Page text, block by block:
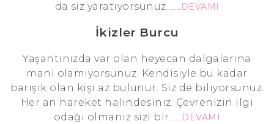
da siz yaratıyorsunuz....... DEVAMI
İkizler Burcu
Yaşantınızda var olan heyecan dalgalarına
mani olamıyorsunuz. Kendisiyle bu kadar
barışık olan kişi az bulunur. Siz de biliyorsunuz.
Her an hareket halindesiniz. Çevrenizin ilgi
odağı olmanız sizi bir......DEVAMI